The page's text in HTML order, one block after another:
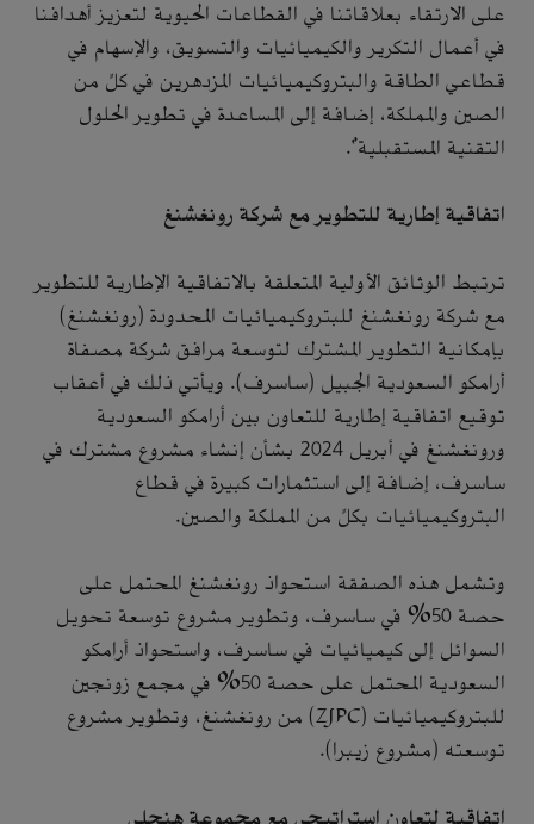
على الارتقاء بعلاقاتنا في القطاعات الحيوية لتعزيز أهدافنا
في أعمال التكرير والكيميائيات والتسويق، والإسهام في
قطاعي الطاقة والبتروكيميائيات المزدهرين في كلٍّ من
الصين والمملكة، إضافة إلى المساعدة في تطوير الحلول
التقنية المستقبلية".
اتفاقية إطارية للتطوير مع شركة رونغشنغ
ترتبط الوثائق الأولية المتعلقة بالاتفاقية الإطارية للتطوير
مع شركة رونغشنغ للبتروكيميائيات المحدودة (رونغشنغ)
بإمكانية التطوير المشترك لتوسعة مرافق شركة مصفاة
أرامكو السعودية الجبيل (ساسرف). ويأتي ذلك في أعقاب
توقيع اتفاقية إطارية للتعاون بين أرامكو السعودية
ورونغشنغ في أبريل 2024 بشأن إنشاء مشروع مشترك في
ساسرف، إضافة إلى استثمارات كبيرة في قطاع
البتروكيميائيات بكلٍّ من المملكة والصين.
وتشمل هذه الصفقة استحواذ رونغشنغ المحتمل على
حصة 50% في ساسرف، وتطوير مشروع توسعة تحويل
السوائل إلى كيميائيات في ساسرف، واستحواذ أرامكو
السعودية المحتمل على حصة 50% في مجمع زونجين
للبتروكيميائيات (ZJPC) من رونغشنغ، وتطوير مشروع
توسعته (مشروع زيبرا).
اتفاقية لتعاون إستراتيجي مع مجموعة هنجلي